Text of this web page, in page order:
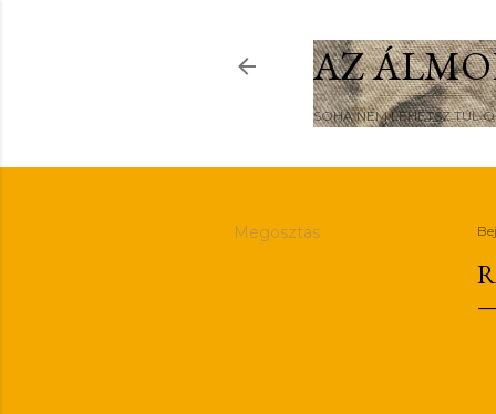
AZ
SOHA NEM LEHETSZ TÚL
Megosztás